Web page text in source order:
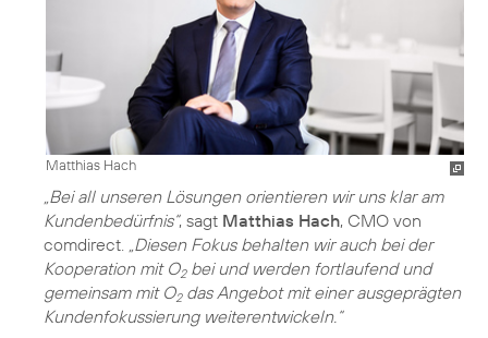
Matthias Hach
„Bei all unseren Lösungen orientieren wir uns klar am
Kundenbedürfnis“, sagt Matthias Hach, CMO von
comdirect.
„Diesen Fokus behalten wir auch bei der
Kooperation mit O2bei und werden fortlaufend und
gemeinsam mit O2das Angebot mit einer ausgeprägten
Kundenfokussierung weiterentwickeln.“